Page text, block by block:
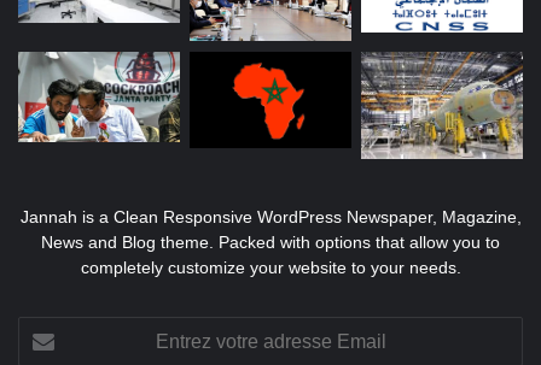
Jannah is a Clean Responsive WordPress Newspaper, Magazine,
News and Blog theme. Packed with options that allow you to
completely customize your website to your needs.
votre